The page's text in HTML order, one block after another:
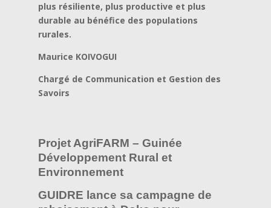
plus résiliente, plus productive et plus
durable au bénéfice des populations
rurales.
Maurice KOIVOGUI
Chargé de Communication et Gestion des
Savoirs
Projet AgriFARM – Guinée
Développement Rural et
Environnement
GUIDRE lance sa campagne de